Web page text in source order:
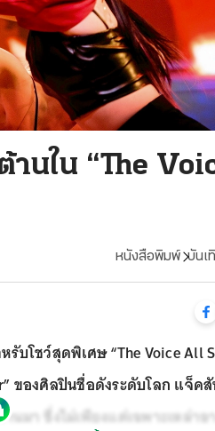
านใน “The
หนังสือพิมพ์ บันเ
โชว์สุดพิเศษ “The Voice All
ของศิลปินชื่อดังระดับโลก แจ็ค
มา ซึ่งไม่เพียงแต่เฉพาะเหล่าอา